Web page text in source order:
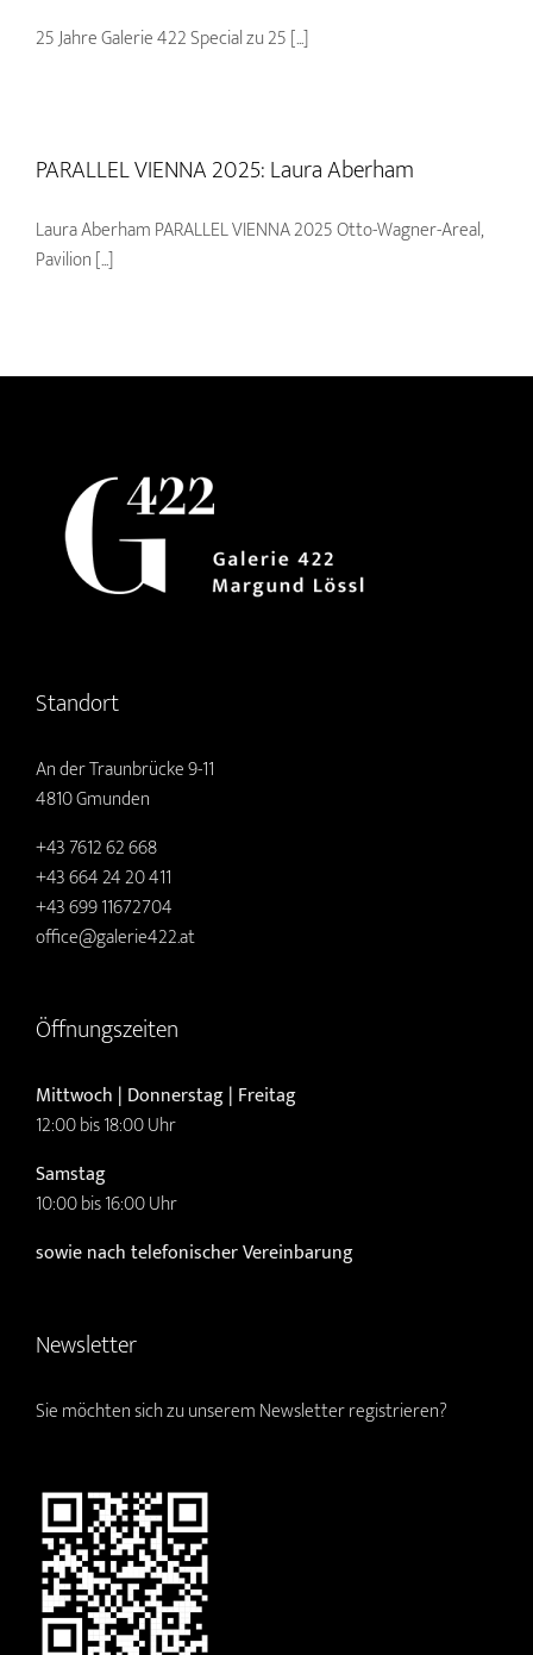
25 Jahre Galerie 422 Special zu 25 [...]
PARALLEL VIENNA 2025: Laura Aberham
Laura Aberham PARALLEL VIENNA 2025 Otto-Wagner-Areal,
Pavilion [...]
Standort
An der Traunbrücke 9-11
4810 Gmunden
+43 7612 62 668
+43 664 24 20 411
+43 699 11672704
office@galerie422.at
Öffnungszeiten
Mittwoch | Donnerstag | Freitag
12:00 bis 18:00 Uhr
Samstag
10:00 bis 16:00 Uhr
sowie nach telefonischer Vereinbarung
Newsletter
Sie möchten sich zu unserem Newsletter registrieren?